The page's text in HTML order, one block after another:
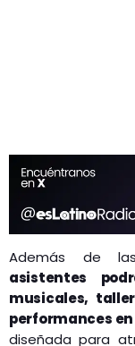
Además de
asistentes
musicales,
performances
diseñada para